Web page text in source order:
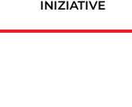
INIZIATIVE